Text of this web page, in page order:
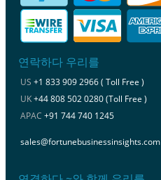
연락하다 우리를
US +1 833 909 2966 ( Toll Free )
UK+44 808 502 0280 (Toll Free )
APAC +91 744 740 1245
sales@fortunebusinessinsights.com